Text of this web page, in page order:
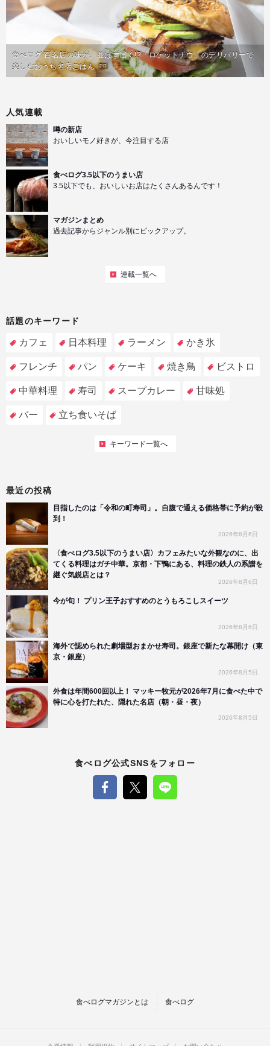
食べログ 百名店の味が、並ばず届く!?「ロケットナウ」のデリバリーで
楽しむおうち名店ごはん PR
人気連載
噂の新店
おいしいモノ好きが、今注目する店
食べログ3.5以下のうまい店
3.5以下でも、おいしいお店はたくさんあるんです！
マガジンまとめ
過去記事からジャンル別にピックアップ。
連載一覧へ
話題のキーワード
カフェ 日本料理 ラーメン かき氷
フレンチ パン ケーキ 焼き鳥 ビストロ
中華料理 寿司 スープカレー 甘味処
バー 立ち食いそば
キーワード一覧へ
最近の投稿
目指したのは「令和の町寿司」。自腹で通える価格帯に予約が殺
到！
2026年8月6日
〈食べログ3.5以下のうまい店〉カフェみたいな外観なのに、出
てくる料理はガチ中華。京都・下鴨にある、料理の鉄人の系譜を
継ぐ気鋭店とは？
2026年8月6日
今が旬！ プリン王子おすすめのとうもろこしスイーツ
2026年8月6日
海外で認められた劇場型おまかせ寿司。銀座で新たな幕開け（東
京・銀座）
2026年8月5日
外食は年間600回以上！ マッキー牧元が2026年7月に食べた中で
特に心を打たれた、隠れた名店（朝・昼・夜）
2026年8月5日
食べログ公式SNSをフォロー
食べログマガジンとは 食べログ